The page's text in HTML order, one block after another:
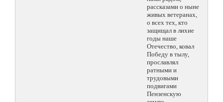
рассказами о ныне
живых ветеранах,
о всех тех, кто
защищал в лихие
годы наше
Отечество, ковал
Победу в тылу,
прославлял
ратными и
трудовыми
подвигами
Пензенскую